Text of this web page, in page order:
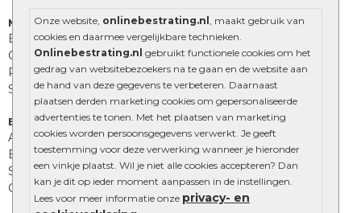
Onze website, onlinebestrating.nl , maakt gebruik van
cookies en daarmee vergelijkbare technieken.
Onlinebestrating.nl gebruikt functionele cookies om het
gedrag van websitebezoekers na te gaan en de website aan
de hand van deze gegevens te verbeteren. Daarnaast
plaatsen derden marketing cookies om gepersonaliseerde
advertenties te tonen. Met het plaatsen van marketing
cookies worden persoonsgegevens verwerkt. Je geeft
toestemming voor deze verwerking wanneer je hieronder
een vinkje plaatst. Wil je niet alle cookies accepteren? Dan
kan je dit op ieder moment aanpassen in de instellingen.
Lees voor meer informatie onze privacy- en
Muurelementen
Betonbielzen
Opsluitbanden
Palissades
Stapelblokken
Extra benodigdheden
Afwatering en diversen
Beplantings en betonelementen
Split, grind en zand
Oprit tegels